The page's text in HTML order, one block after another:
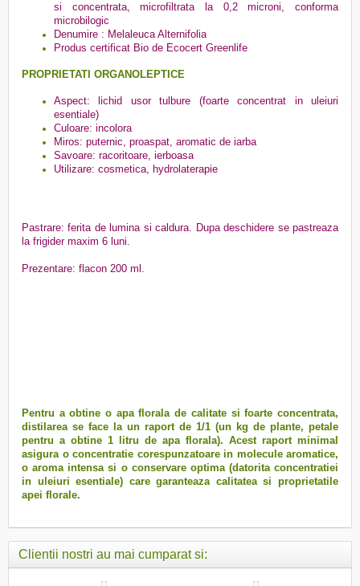
si concentrata, microfiltrata la 0,2 microni, conforma
microbilogic
Denumire : Melaleuca Alternifolia
Produs certificat Bio de Ecocert Greenlife
PROPRIETATI ORGANOLEPTICE
Aspect: lichid usor tulbure (foarte concentrat in uleiuri
esentiale)
Culoare: incolora
Miros: puternic, proaspat, aromatic de iarba
Savoare: racoritoare, ierboasa
Utilizare: cosmetica, hydrolaterapie
Pastrare: ferita de lumina si caldura. Dupa deschidere se pastreaza
la frigider maxim 6 luni.
Prezentare: flacon 200 ml.
Pentru a obtine o apa florala de calitate si foarte concentrata,
distilarea se face la un raport de 1/1 (un kg de plante, petale
pentru a obtine 1 litru de apa florala). Acest raport minimal
asigura o concentratie corespunzatoare in molecule aromatice,
o aroma intensa si o conservare optima (datorita concentratiei
in uleiuri esentiale) care garanteaza calitatea si proprietatile
apei florale.
Clientii nostri au mai cumparat si: